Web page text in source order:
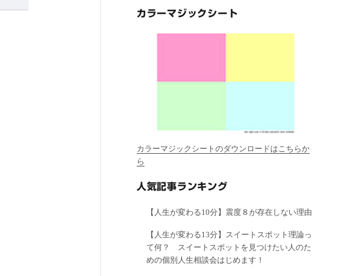
カラーマジックシート
カラーマジックシートのダウンロードはこちらか
ら
人気記事ランキング
【人生が変わる10分】震度８が存在しない理由
【人生が変わる13分】スイートスポット理論っ
て何？ スイートスポットを見つけたい人のた
めの個別人生相談会はじめます！